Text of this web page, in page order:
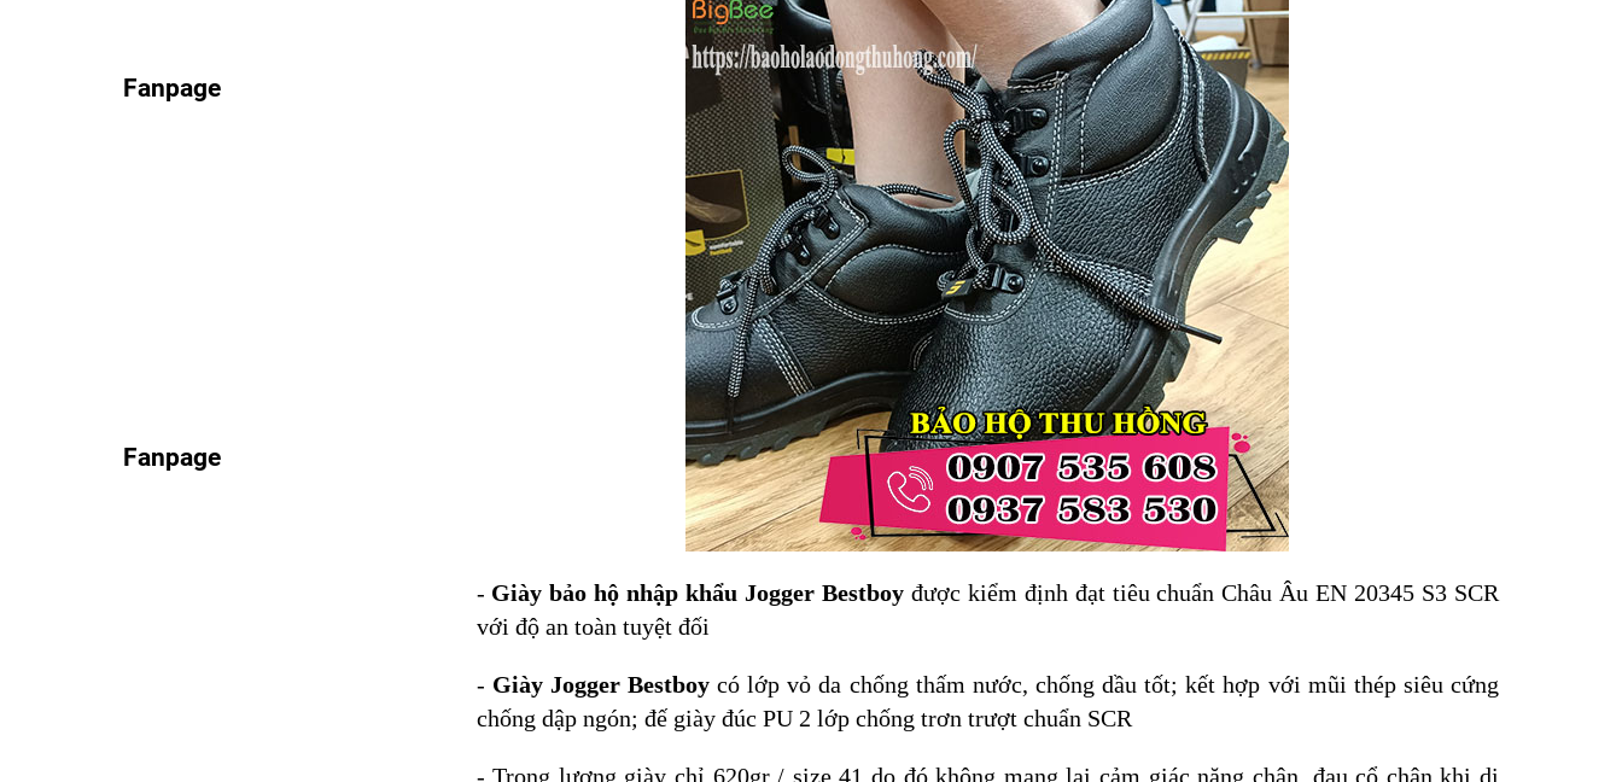
- Giày bảo hộ nhập khẩu Jogger Bestboyđược kiểm định đạt tiêu chuẩn Châu Âu EN 20345 S3 SCR
với độ an toàn tuyệt đối
- Giày Jogger Bestboy có lớp vỏ da chống thấm nước, chống dầu tốt; kết hợp với mũi thép siêu cứng
chống dập ngón; đế giày đúc PU 2 lớp chống trơn trượt chuẩn SCR
- Trọng lượng giày chỉ 620gr / size 41 do đó không mang lại cảm giác nặng chân, đau cổ chân khi di
Fanpage
Fanpage